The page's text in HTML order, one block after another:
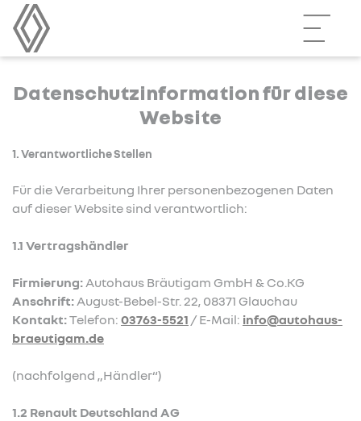
Datenschutzinformation für diese
Website
1. Verantwortliche Stellen
Für die Verarbeitung Ihrer personenbezogenen Daten
auf dieser Website sind verantwortlich:
1.1 Vertragshändler
Firmierung:Autohaus Bräutigam GmbH & Co.KG
Anschrift:August-Bebel-Str. 22, 08371 Glauchau
Kontakt:Telefon: 03763-5521 / E-Mail: info@autohaus-
braeutigam.de
(nachfolgend „Händler“)
1.2 Renault Deutschland AG